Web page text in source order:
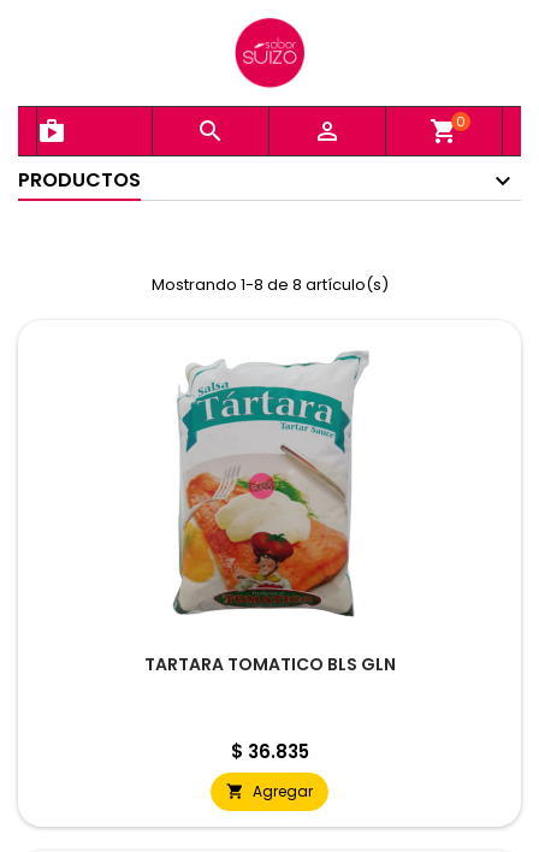
shopping_bag
  shopping_cart0
PRODUCTOS
Mostrando 1-8 de 8 artículo(s)
TARTARA TOMATICO BLS GLN
Precio
$ 36.835
 Agregar